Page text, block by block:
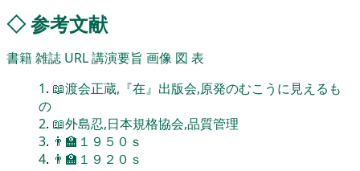
◇参考文献
書籍雑誌 URL講演要旨 画像 図 表
1. 📖渡会正蔵,『在』出版会,原発のむこうに見えるも
の
2. 📖外島忍,日本規格協会,品質管理
3. 👨‍🏫１９５０ｓ
4. 👨‍🏫１９２０ｓ